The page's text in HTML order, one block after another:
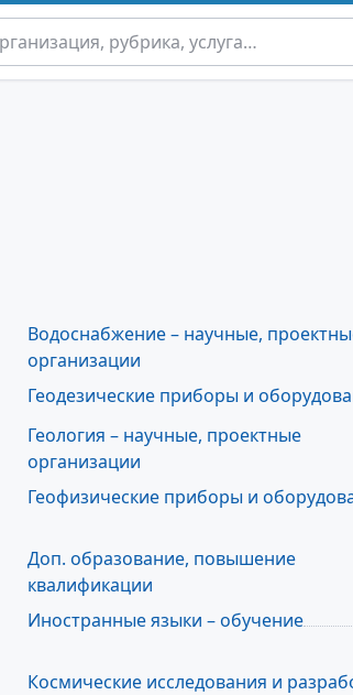
Водоснабжение – научные,
организации
Геодезические приборы и
Геология – научные, проектные
организации
Геофизические приборы и
Доп. образование, повышение
квалификации
Иностранные языки – обучение
Космические исследования и